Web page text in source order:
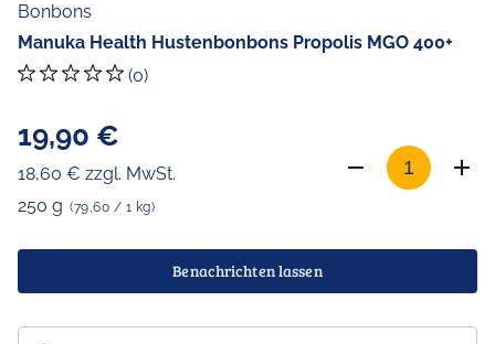
Bonbons
Manuka Health Hustenbonbons Propolis MGO 400+
(0)
19,90 €
18,60 € zzgl. MwSt.
250 g (79,60 / 1 kg)
Benachrichten lassen